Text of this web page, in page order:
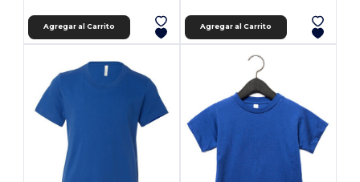
Agregar al Carrito Agregar al Carrito